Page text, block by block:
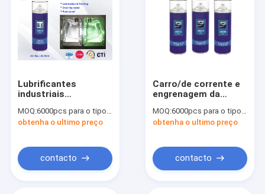
Lubrificantes
industriais
molde
MOQ:6000pcs para o tipo de Aristo, 15000pcs para o tipo do cliente
obtenha o ultimo preço
contacto
Carro/de corrente e
engrenagem da
industrial
MOQ:6000pcs para o tipo de Aristo, 15000pcs para o tipo do cliente
obtenha o ultimo preço
contacto